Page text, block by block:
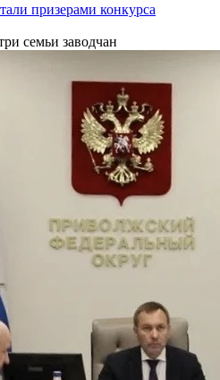
призерами конкурса
семьи заводчан